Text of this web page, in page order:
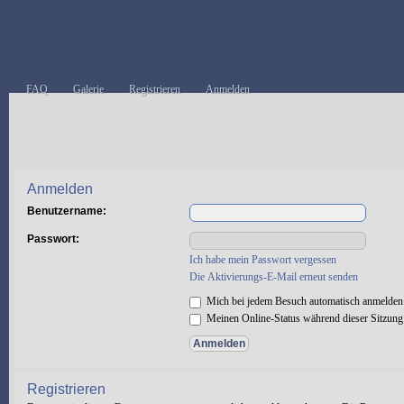
FAQ Galerie Registrieren Anmelden
Anmelden
Benutzername:
Passwort:
Ich habe mein Passwort vergessen
Die Aktivierungs-E-Mail erneut senden
Mich bei jedem Besuch automatisch anmelden
Meinen Online-Status während dieser
Registrieren